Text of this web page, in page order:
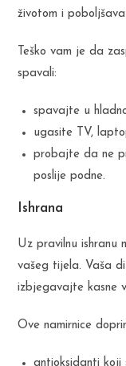
životom i
Teško vam je da
spavali:
spavajte u
ugasite TV,
probajte da ne
poslije podne.
Ishrana
Uz pravilnu ishranu
vašeg tijela. Vaša
izbjegavajte kasne
Ove namirnice
antioksidanti koji